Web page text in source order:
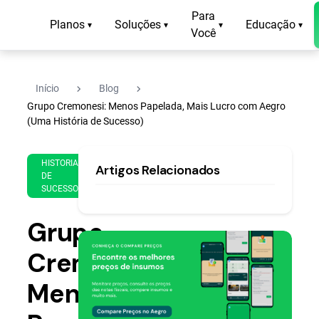
Planos ▾ Soluções ▾
Para
Você
▾ Educação ▾
Início navigate_next Blog navigate_next
Grupo Cremonesi: Menos Papelada, Mais Lucro com Aegro
(Uma História de Sucesso)
HISTORIAS
DE
SUCESSO
May
min
Grupo
Cremonesi:
Menos
Artigos Relacionados